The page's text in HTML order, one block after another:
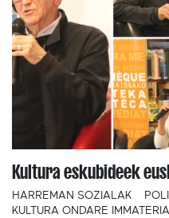
Kultura eskubideek
HARREMAN SOZIALAK
KULTURA ONDARE